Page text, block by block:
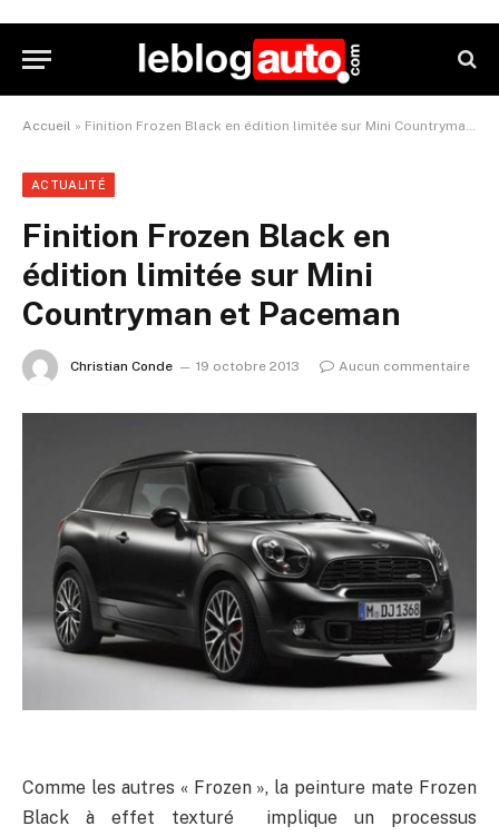
Accueil » Finition Frozen Black en édition limitée sur Mini Countryman et Paceman
ACTUALITÉ
Finition Frozen Black en
édition limitée sur Mini
Countryman et Paceman
Christian Conde 19 octobre 2013 Aucun commentaire
Comme les autres « Frozen », la peinture mate Frozen
Black à effet texturé implique un processus